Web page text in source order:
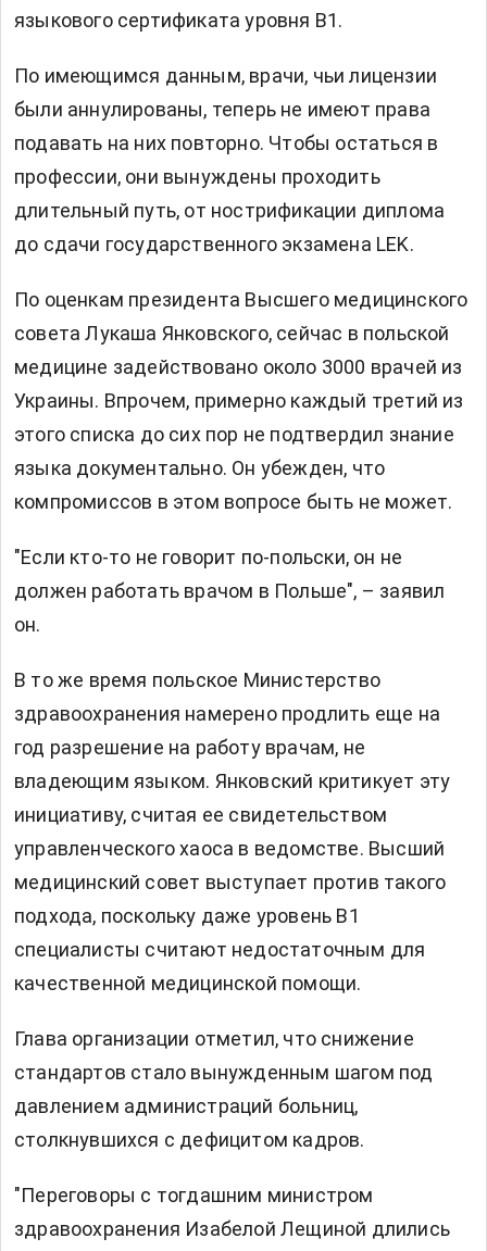
языкового сертификата уровня B1.
По имеющимся данным, врачи, чьи лицензии
были аннулированы, теперь не имеют права
подавать на них повторно. Чтобы остаться в
профессии, они вынуждены проходить
длительный путь, от нострификации диплома
до сдачи государственного экзамена LEK.
По оценкам президента Высшего медицинского
совета Лукаша Янковского, сейчас в польской
медицине задействовано около 3000 врачей из
Украины. Впрочем, примерно каждый третий из
этого списка до сих пор не подтвердил знание
языка документально. Он убежден, что
компромиссов в этом вопросе быть не может.
"Если кто-то не говорит по-польски, он не
должен работать врачом в Польше", – заявил
он.
В то же время польское Министерство
здравоохранения намерено продлить еще на
год разрешение на работу врачам, не
владеющим языком. Янковский критикует эту
инициативу, считая ее свидетельством
управленческого хаоса в ведомстве. Высший
медицинский совет выступает против такого
подхода, поскольку даже уровень B1
специалисты считают недостаточным для
качественной медицинской помощи.
Глава организации отметил, что снижение
стандартов стало вынужденным шагом под
давлением администраций больниц,
столкнувшихся с дефицитом кадров.
"Переговоры с тогдашним министром
здравоохранения Изабелой Лещиной длились